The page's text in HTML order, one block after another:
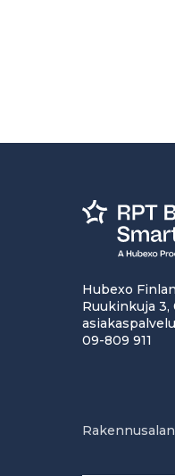
Hubexo
Ruukinkuja 3,
09-809 911